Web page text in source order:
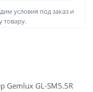
условия под заказ и
товару.
Gemlux GL-SM5.5R